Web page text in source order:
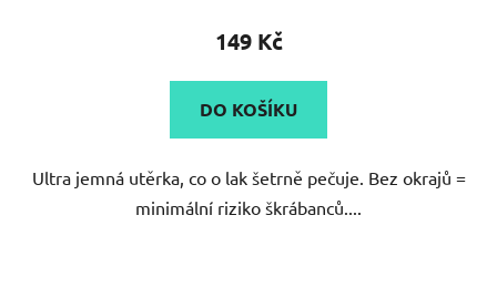
149 Kč
DO KOŠÍKU
Ultra jemná utěrka, co o lak šetrně pečuje. Bez okrajů =
minimální riziko škrábanců....